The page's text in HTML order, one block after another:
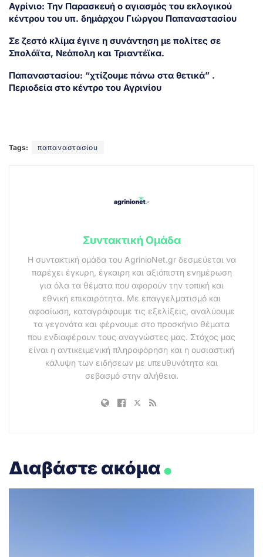
Αγρίνιο: Την Παρασκευή ο αγιασμός του εκλογικού
κέντρου του υπ. δημάρχου Γιώργου Παπαναστασίου
Σε ζεστό κλίμα έγινε η συνάντηση με πολίτες σε
Σπολάϊτα, Νεάπολη και Τριαντέϊκα.
Παπαναστασίου: “χτίζουμε πάνω στα θετικά” .
Περιοδεία στο κέντρο του Αγρινίου
Tags: παπαναστασίου
Συντακτική Ομάδα
Η συντακτική ομάδα του AgrinioNet.gr δεσμεύεται να
παρέχει έγκυρη, έγκαιρη και αξιόπιστη ενημέρωση
για όλα τα θέματα που αφορούν την τοπική και
εθνική επικαιρότητα. Με επαγγελματισμό και
αφοσίωση, καταγράφουμε τις εξελίξεις, αναλύουμε
τα γεγονότα και φέρνουμε στο προσκήνιο θέματα
που ενδιαφέρουν τους αναγνώστες μας. Στόχος μας
είναι η αντικειμενική πληροφόρηση και η ουσιαστική
κάλυψη των ειδήσεων με υπευθυνότητα και
σεβασμό στην αλήθεια.
Διαβάστε ακόμα.